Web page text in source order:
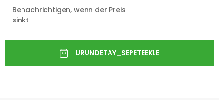
Benachrichtigen, wenn der Preis
sinkt